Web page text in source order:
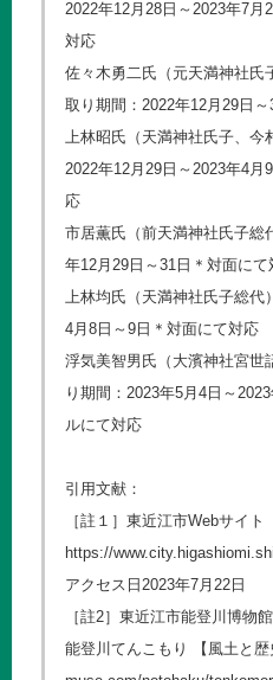
2022年12月28日～2023年7
対応
佐々木勇二氏（元天満神社氏
取り期間：2022年12月29日
上林昭氏（天満神社氏子、今
2022年12月29日～2023年4
応
市居薫氏（前天満神社氏子総
年12月29日～31日＊対面にて
上林均氏（天満神社氏子総
4月8日～9日＊対面にて対応
浮気美智男氏（大濱神社宮世
り期間：2023年5月4日～
ルにて対応
引用文献：
［註１］東近江市Webサイト
https://
アクセス日2023年7月22日
［註2］東近江市能登川博物
能登川てんこもり 【風土と歴